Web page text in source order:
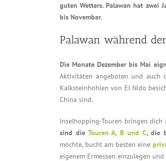
guten Wetters. Palawan hat zwei
bis November.
Palawan während
Die Monate Dezember bis Mai
Aktivitäten angeboten und auch
Kalksteinhöhlen von El Nido
China sind.
Inselhopping-Touren bringen dich
sind die Touren A, B und C, die
möchte, bucht am besten eine
eigenem Ermessen einzulegen